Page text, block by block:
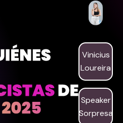
Vinicius
Loureira
Speaker
Sorpresa